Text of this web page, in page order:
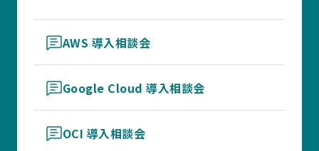
AWS 導入相談会
Google Cloud 導入相談会
OCI 導入相談会